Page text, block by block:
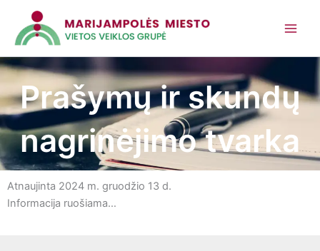
turinio
Prašymų ir skundų
nagrinėjimo tvarka
Atnaujinta 2024 m. gruodžio 13 d.
Informacija ruošiama…